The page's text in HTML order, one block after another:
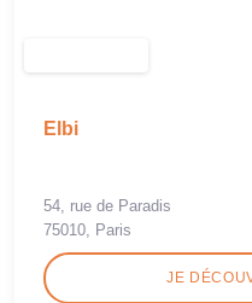
Elbi
54, rue de Paradis
75010, Paris
JE